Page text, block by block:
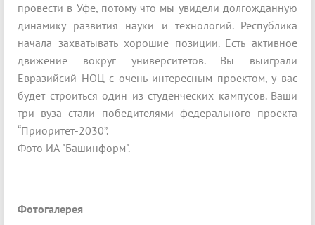
провести в Уфе, потому что мы увидели долгожданную
динамику развития науки и технологий. Республика
начала захватывать хорошие позиции. Есть активное
движение вокруг университетов. Вы выиграли
Евразийсий НОЦ с очень интересным проектом, у вас
будет строиться один из студенческих кампусов. Ваши
три вуза стали победителями федерального проекта
“Приоритет-2030”.
Фото ИА "Башинформ".
Фотогалерея